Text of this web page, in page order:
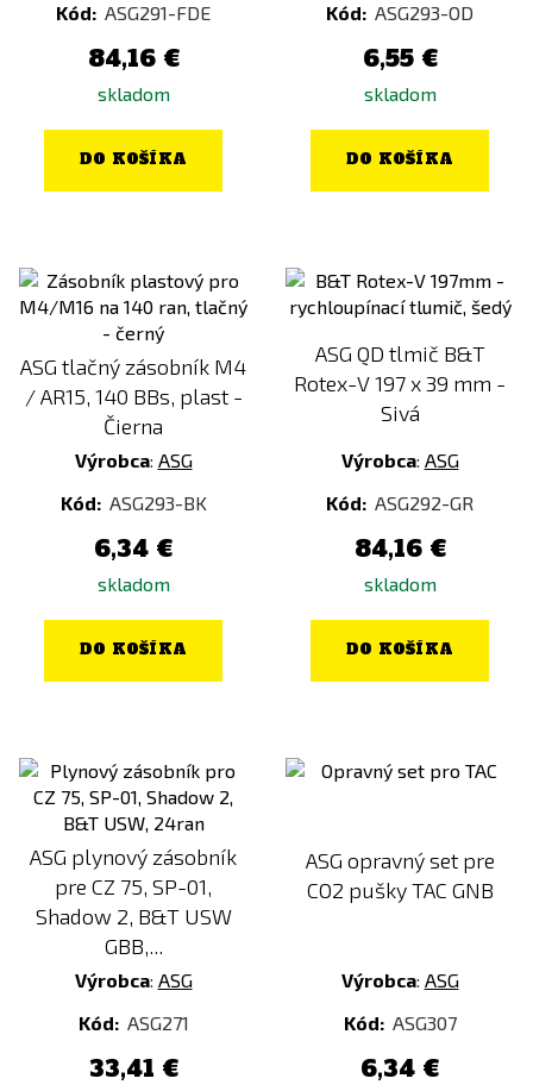
Kód: ASG291-FDE
84,16 €
skladom
DO KOŠÍKA
Kód: ASG293-OD
6,55 €
skladom
DO KOŠÍKA
ASG tlačný zásobník M4
/ AR15, 140 BBs, plast -
Čierna
Výrobca: ASG
Kód: ASG293-BK
6,34 €
skladom
DO KOŠÍKA
ASG QD tlmič B&T
Rotex-V 197 x 39 mm -
Sivá
Výrobca: ASG
Kód: ASG292-GR
84,16 €
skladom
DO KOŠÍKA
ASG plynový zásobník
pre CZ 75, SP-01,
Shadow 2, B&T USW
GBB,...
Výrobca: ASG
Kód: ASG271
33,41 €
ASG opravný set pre
CO2 pušky TAC GNB
Výrobca: ASG
Kód: ASG307
6,34 €